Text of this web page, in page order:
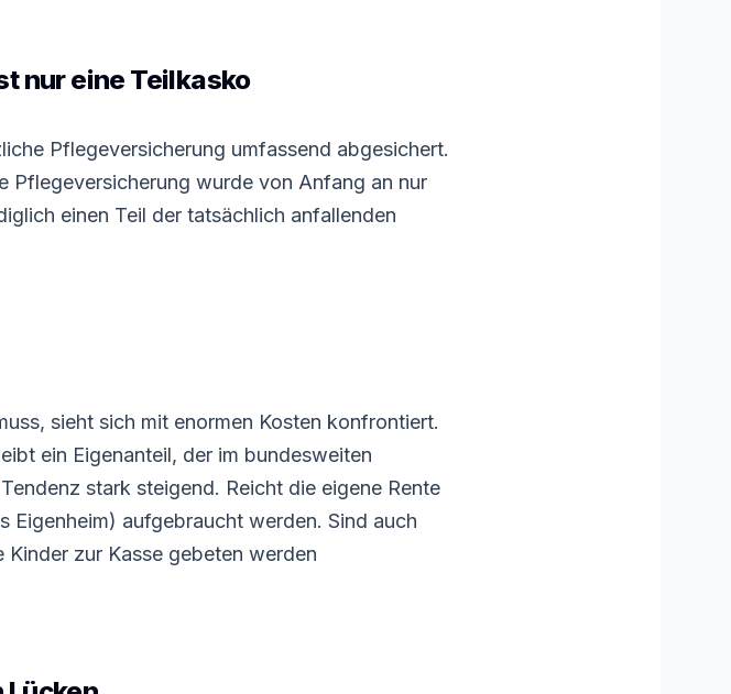
nur eine Teilkasko
Pflegeversicherung umfassend abgesichert.
Pflegeversicherung wurde von Anfang an nur
einen Teil der tatsächlich anfallenden
sieht sich mit enormen Kosten konfrontiert.
ein Eigenanteil, der im bundesweiten
stark steigend. Reicht die eigene Rente
Eigenheim) aufgebraucht werden. Sind auch
zur Kasse gebeten werden